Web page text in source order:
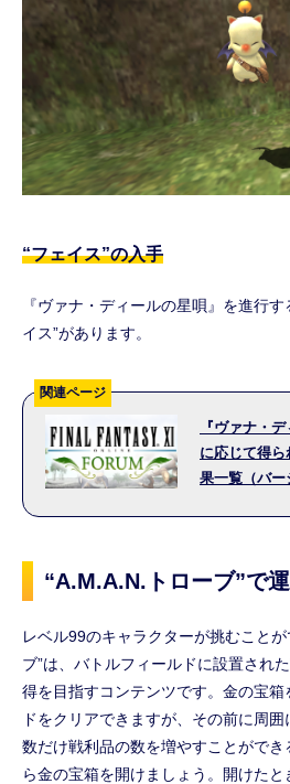
“フェイス”の入手
『ヴァナ・ディールの星唄』を進行
イス”があります。
関連ページ
『ヴァナ・
に応じて得
果一覧（バー
“A.M.A.N.トローブ”で運
レベル99のキャラクターが挑むこと
ブ”は、バトルフィールドに設置され
得を目指すコンテンツです。金の宝
ドをクリアできますが、その前に周
数だけ戦利品の数を増やすことがで
ら金の宝箱を開けましょう。開けた